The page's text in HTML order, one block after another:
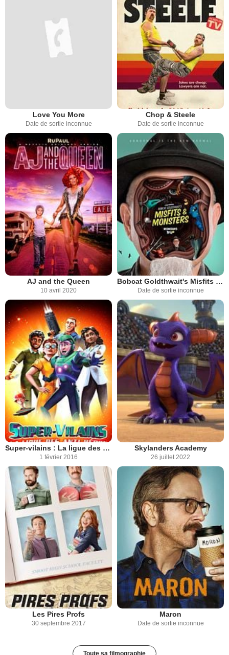
Love You More
Date de sortie inconnue
Chop & Steele
Date de sortie inconnue
AJ and the Queen
10 avril 2020
Bobcat Goldthwait's Misfits & Monsters
Date de sortie inconnue
Super-vilains : La ligue des anti-héros
1 février 2016
Skylanders Academy
26 juillet 2022
Les Pires Profs
30 septembre 2017
Maron
Date de sortie inconnue